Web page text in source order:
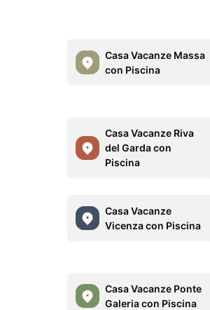
Casa Vacanze Massa
con Piscina
Casa Vacanze Riva
del Garda con
Piscina
Casa Vacanze
Vicenza con Piscina
Casa Vacanze Ponte
Galeria con Piscina